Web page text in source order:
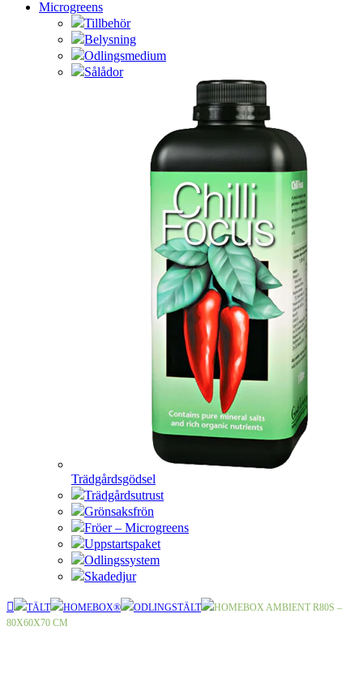
Microgreens
Tillbehör
Belysning
Odlingsmedium
Sålådor
Trädgårdsgödsel
Trädgårdsutrust
Grönsaksfrön
Fröer – Microgreens
Uppstartspaket
Odlingssystem
Skadedjur
TÄLT HOMEBOX® ODLINGSTÄLT
HOMEBOX AMBIENT R80S –
80X60X70 CM